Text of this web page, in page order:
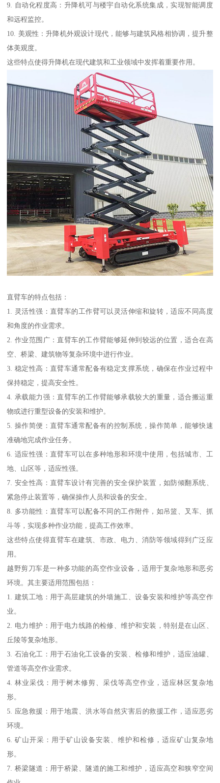
9. 自动化程度高：升降机可与楼宇自动化系统集成，实现智能调度
和远程监控。
10. 美观性：升降机外观设计现代，能够与建筑风格相协调，提升整
体美观度。
这些特点使得升降机在现代建筑和工业领域中发挥着重要作用。
直臂车的特点包括：
1. 灵活性强：直臂车的工作臂可以灵活伸缩和旋转，适应不同高度
和角度的作业需求。
2. 作业范围广：直臂车的工作臂能够延伸到较远的位置，适合在高
空、桥梁、建筑物等复杂环境中进行作业。
3. 稳定性高：直臂车通常配备有稳定支撑系统，确保在作业过程中
保持稳定，提高安全性。
4. 承载能力强：直臂车的工作臂能够承载较大的重量，适合搬运重
物或进行重型设备的安装和维护。
5. 操作简便：直臂车通常配备有的控制系统，操作简单，能够快速
准确地完成作业任务。
6. 适应性强：直臂车可以在多种地形和环境中使用，包括城市、工
地、山区等，适应性强。
7. 安全性高：直臂车设计有完善的安全保护装置，如防倾翻系统、
紧急停止装置等，确保操作人员和设备的安全。
8. 多功能性：直臂车可以配备不同的工作附件，如吊篮、叉车、抓
斗等，实现多种作业功能，提高工作效率。
这些特点使得直臂车在建筑、市政、电力、消防等领域得到广泛应
用。
越野剪刀车是一种多功能的高空作业设备，适用于复杂地形和恶劣
环境。其主要适用范围包括：
1. 建筑工地：用于高层建筑的外墙施工、设备安装和维护等高空作
业。
2. 电力维护：用于电力线路的检修、维护和安装，特别是在山区、
丘陵等复杂地形。
3. 石油化工：用于石油化工设备的安装、检修和维护，适应油罐、
管道等高空作业需求。
4. 林业采伐：用于树木修剪、采伐等高空作业，适应林区复杂地
形。
5. 应急救援：用于地震、洪水等自然灾害后的救援工作，适应恶劣
环境。
6. 矿山开采：用于矿山设备安装、维护和检修，适应矿山复杂地
形。
7. 桥梁隧道：用于桥梁、隧道的施工和维护，适应高空和狭窄空间